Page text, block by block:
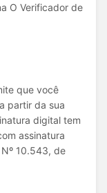
O Verificador de
que você
partir da sua
digital tem
assinatura
10.543, de